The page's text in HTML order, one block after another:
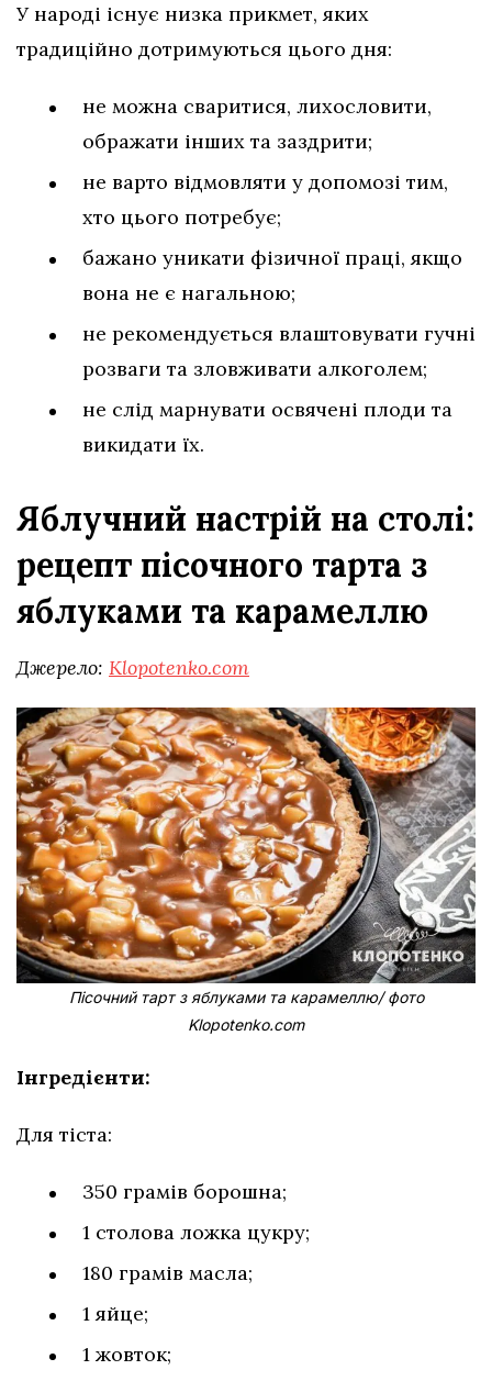
У народі існує низка прикмет, яких
традиційно дотримуються цього дня:
не можна сваритися, лихословити,
ображати інших та заздрити;
не варто відмовляти у допомозі тим,
хто цього потребує;
бажано уникати фізичної праці, якщо
вона не є нагальною;
не рекомендується влаштовувати гучні
розваги та зловживати алкоголем;
не слід марнувати освячені плоди та
викидати їх.
Яблучний настрій на столі:
рецепт пісочного тарта з
яблуками та карамеллю
Джерело: Klopotenko.com
Пісочний тарт з яблуками та карамеллю/ фото
Klopotenko.com
Інгредієнти:
Для тіста:
350 грамів борошна;
1 столова ложка цукру;
180 грамів масла;
1 яйце;
1 жовток;